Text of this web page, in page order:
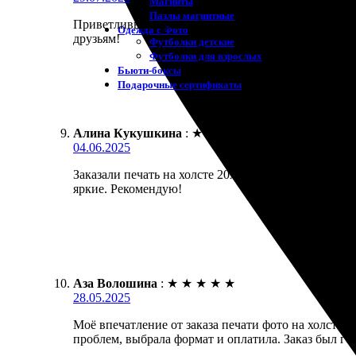
Пазлы магнитные
Одежда с Фото
Футболки детские
Футболки для взрослых
Бьюти-боксы
Подарочные сертификаты
Приветливый сервис, быстро оформила заказ.
друзьям!
Алина Кукушкина : ★
04.06.2025
Заказали печать на холсте 20х20 для уютного
яркие. Рекомендую!
Аза Волошина : ★ ★ ★ ★ ★
28.05.2025
Моё впечатление от заказа печати фото на
проблем, выбрала формат и оплатила. Заказ был